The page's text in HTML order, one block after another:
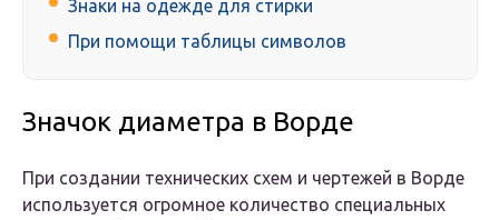
Знаки на одежде для стирки
При помощи таблицы символов
Значок диаметра в Ворде
При создании технических схем и чертежей в Ворде
используется огромное количество специальных